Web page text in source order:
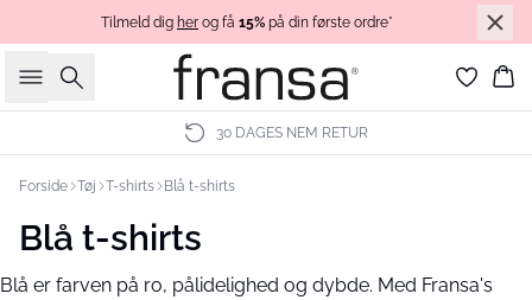
Tilmeld dig her og få 15% på din første ordre*
Søg
30 DAGES NEM RETUR
Forside Tøj T-shirts Blå t-shirts
Blå t-shirts
Blå er farven på ro, pålidelighed og dybde. Med Fransa's